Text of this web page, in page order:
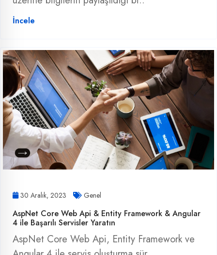
İncele
30 Aralık, 2023 Genel
AspNet Core Web Api & Entity Framework & Angular
4 ile Başarılı Servisler Yaratın
AspNet Core Web Api, Entity Framework ve